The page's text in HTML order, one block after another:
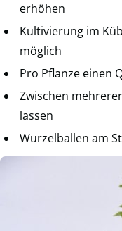
erhöhen
Kultivierung im
möglich
Pro Pflanze einen
Zwischen
lassen
Wurzelballen am